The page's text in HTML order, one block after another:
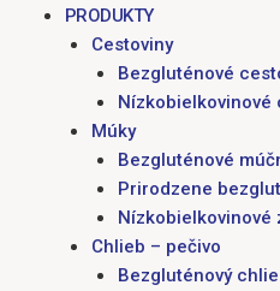
PRODUKTY
Cestoviny
Bezgluténové
Nízkobielkovinové
Múky
Bezgluténové
Prirodzene
Nízkobielkovinové
Chlieb – pečivo
Bezgluténový